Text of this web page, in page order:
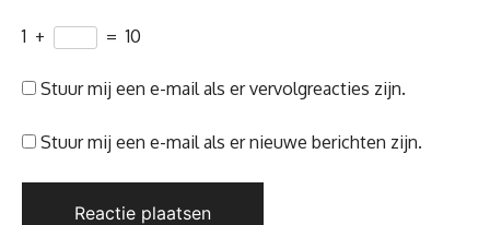
1 + = 10
Stuur mij een e-mail als er vervolgreacties zijn.
Stuur mij een e-mail als er nieuwe berichten zijn.